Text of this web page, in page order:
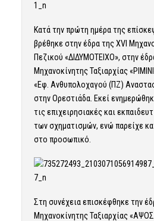
Κατά την πρώτη ημέρα της
βρέθηκε στην έδρα της ΧVI
Πεζικού «ΔΙΔΥΜΟΤΕΙΧΟ», στην
Μηχανοκίνητης Ταξιαρχίας
«Εφ. Ανθυπολοχαγού (ΠΖ)
στην Ορεστιάδα. Εκεί
τις επιχειρησιακές και
των σχηματισμών, ενώ παρείχε
στο προσωπικό.
Στη συνέχεια επισκέφθηκε την
Μηχανοκίνητης Ταξιαρχίας